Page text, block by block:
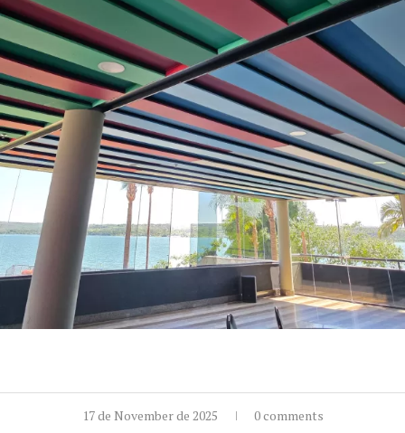
17 de November de 2025 0 comments